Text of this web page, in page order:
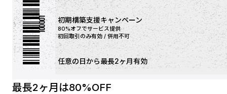
100001 初期構築支援キャンペーン
80%オフでサービス提供
初回取引のみ有効 / 併用不可
任意の日から最長2ヶ月有効
最長2ヶ月は80%OFF